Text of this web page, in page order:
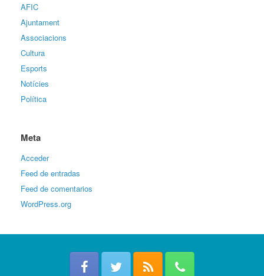
AFIC
Ajuntament
Associacions
Cultura
Esports
Notícies
Política
Meta
Acceder
Feed de entradas
Feed de comentarios
WordPress.org